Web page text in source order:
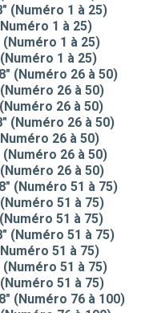
(Numéro 1 à 25)
1 à 25)
1 à 25)
1 à 25)
(Numéro 26 à 50)
26 à 50)
26 à 50)
(Numéro 26 à 50)
26 à 50)
26 à 50)
26 à 50)
(Numéro 51 à 75)
51 à 75)
51 à 75)
(Numéro 51 à 75)
51 à 75)
51 à 75)
51 à 75)
(Numéro 76 à 100)